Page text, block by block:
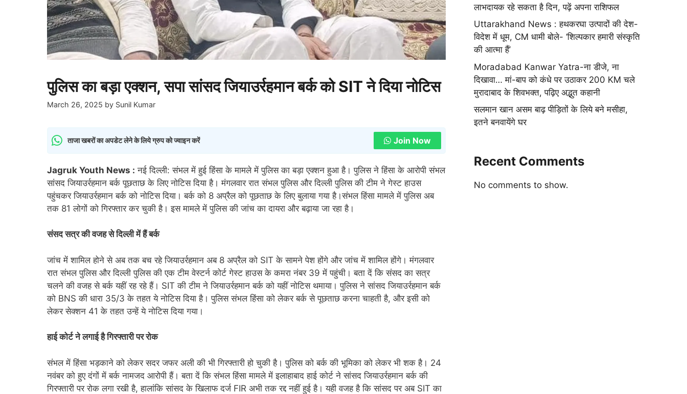
पुलिस का बड़ा एक्शन, सपा सांसद जियाउर्रहमान बर्क को SIT ने दिया नोटिस
March 26, 2025 by Sunil Kumar
ताजा खबरों का अपडेट लेने के लिये ग्रुप को ज्वाइन करें Join Now
Jagruk Youth News : नई दिल्ली: संभल में हुई हिंसा के मामले में पुलिस का बड़ा एक्शन हुआ है। पुलिस ने हिंसा के आरोपी संभल
सांसद जियाउर्रहमान बर्क पूछताछ के लिए नोटिस दिया है। मंगलवार रात संभल पुलिस और दिल्ली पुलिस की टीम ने गेस्ट हाउस
पहुंचकर जियाउर्रहमान बर्क को नोटिस दिया। बर्क को 8 अप्रैल को पूछताछ के लिए बुलाया गया है।संभल हिंसा मामले में पुलिस अब
तक 81 लोगों को गिरफ्तार कर चुकी है। इस मामले में पुलिस की जांच का दायरा और बढ़ाया जा रहा है।
संसद सत्र की वजह से दिल्ली में हैं बर्क
जांच में शामिल होने से अब तक बच रहे जियाउर्रहमान अब 8 अप्रैल को SIT के सामने पेश होंगे और जांच में शामिल होंगे। मंगलवार
रात संभल पुलिस और दिल्ली पुलिस की एक टीम वेस्टर्न कोर्ट गेस्ट हाउस के कमरा नंबर 39 में पहुंची। बता दें कि संसद का सत्र
चलने की वजह से बर्क यहीं रह रहे हैं। SIT की टीम ने जियाउर्रहमान बर्क को यहीं नोटिस थमाया। पुलिस ने सांसद जियाउर्रहमान बर्क
को BNS की धारा 35/3 के तहत ये नोटिस दिया है। पुलिस संभल हिंसा को लेकर बर्क से पूछताछ करना चाहती है, और इसी को
लेकर सेक्शन 41 के तहत उन्हें ये नोटिस दिया गया।
हाई कोर्ट ने लगाई है गिरफ्तारी पर रोक
संभल में हिंसा भड़काने को लेकर सदर जफर अली की भी गिरफ्तारी हो चुकी है। पुलिस को बर्क की भूमिका को लेकर भी शक है। 24
नवंबर को हुए दंगों में बर्क नामजद आरोपी हैं। बता दें कि संभल हिंसा मामले में इलाहाबाद हाई कोर्ट ने सांसद जियाउर्रहमान बर्क की
गिरफ्तारी पर रोक लगा रखी है, हालांकि सांसद के खिलाफ दर्ज FIR अभी तक रद्द नहीं हुई है। यही वजह है कि सांसद पर अब SIT का
लाभदायक रहे सकता है दिन, पढ़ें अपना राशिफल
Uttarakhand News : हथकरघा उत्पादों की देश-
विदेश में धूम, CM धामी बोले- ‘शिल्पकार हमारी संस्कृति
की आत्मा हैं’
Moradabad Kanwar Yatra-ना डीजे, ना
दिखावा… मां-बाप को कंधे पर उठाकर 200 KM चले
मुरादाबाद के शिवभक्त, पढ़िए अद्भुत कहानी
सलमान खान असम बाढ़ पीड़ितों के लिये बने मसीहा,
इतने बनवायेंगे घर
Recent Comments
No comments to show.